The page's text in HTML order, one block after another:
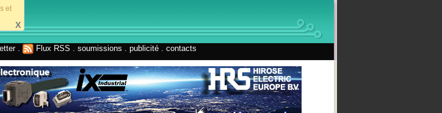
et
X
. Flux RSS soumissions publicité contacts